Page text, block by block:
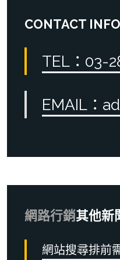
CONTACT
TEL：03-
EMAIL：
網路行銷其他新
網站搜尋排前